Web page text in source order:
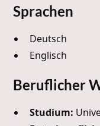
Sprachen
Deutsch
Englisch
Beruflicher
Studium: